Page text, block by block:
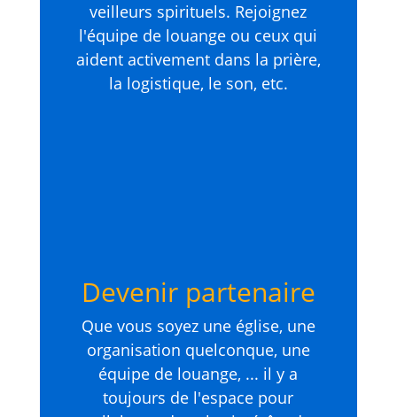
veilleurs spirituels. Rejoignez
l'équipe de louange ou ceux qui
aident activement dans la prière,
la logistique, le son, etc.
Devenir partenaire
Que vous soyez une église, une
organisation quelconque, une
équipe de louange, ... il y a
toujours de l'espace pour